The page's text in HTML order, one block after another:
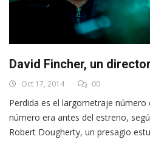
David Fincher, un
Oct 17, 2014 00
Perdida es el largometraje número
número era antes del estreno,
Robert Dougherty, un presagio